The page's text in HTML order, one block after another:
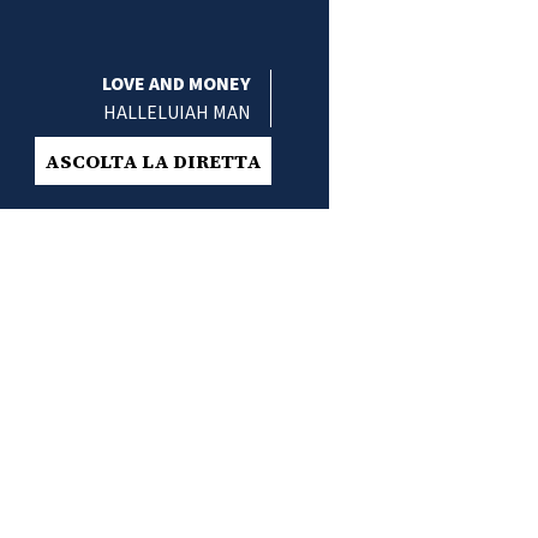
LOVE AND MONEY
HALLELUIAH MAN
ASCOLTA LA DIRETTA